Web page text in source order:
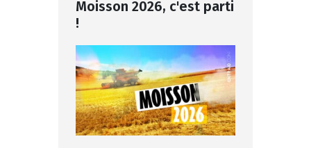
Moisson 2026, c'est parti
!